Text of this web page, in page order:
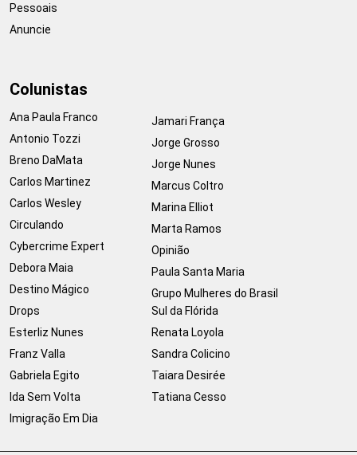
Pessoais
Anuncie
Colunistas
Ana Paula Franco
Antonio Tozzi
Breno DaMata
Carlos Martinez
Carlos Wesley
Circulando
Cybercrime Expert
Debora Maia
Destino Mágico
Drops
Esterliz Nunes
Franz Valla
Gabriela Egito
Ida Sem Volta
Imigração Em Dia
Jamari França
Jorge Grosso
Jorge Nunes
Marcus Coltro
Marina Elliot
Marta Ramos
Opinião
Paula Santa Maria
Grupo Mulheres do Brasil
Sul da Flórida
Renata Loyola
Sandra Colicino
Taiara Desirée
Tatiana Cesso